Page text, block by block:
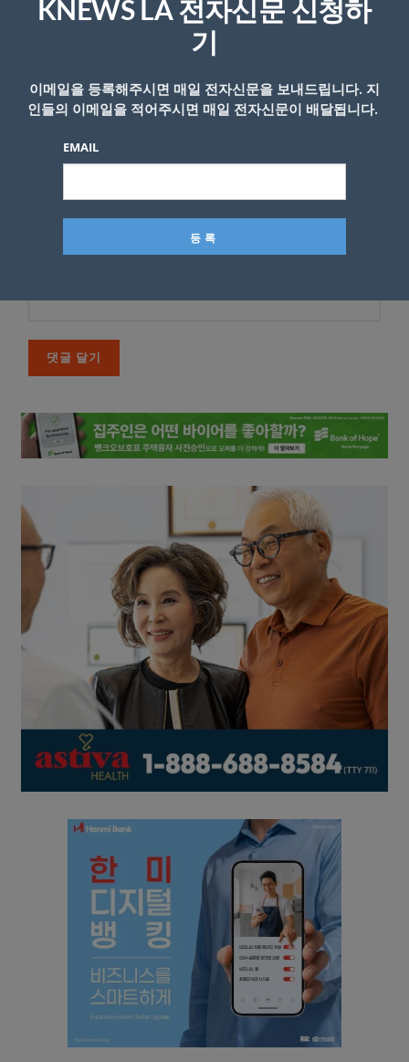
KNEWS LA 전자신문 신청하
기
이메일을 등록해주시면 매일 전자신문을 보내드립니다. 지
인들의 이메일을 적어주시면 매일 전자신문이 배달됩니다.
EMAIL